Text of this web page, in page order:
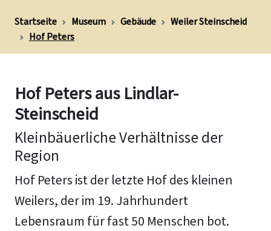
Startseite Museum Gebäude
Weiler Steinscheid
Hof Peters
Hof Peters aus Lindlar-
Steinscheid
Kleinbäuerliche Verhältnisse der
Region
Hof Peters ist der letzte Hof des kleinen
Weilers, der im 19. Jahrhundert
Lebensraum für fast 50 Menschen bot.